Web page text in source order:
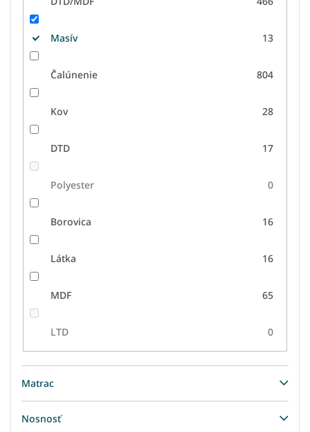
Masív 13
Čalúnenie 804
Kov 28
DTD 17
Polyester 0
Borovica 16
Látka 16
MDF 65
LTD 0
Matrac
Nosnosť